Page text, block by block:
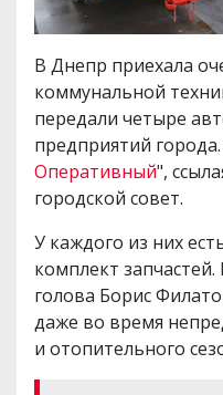
В Днепр приехала
коммунальной
передали четыре
предприятий
Оперативный",
городской совет.
У каждого из них
комплект запчастей.
голова Борис
даже во время
и отопительного